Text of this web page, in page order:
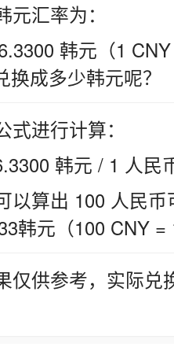
汇率为：
韩元（1
成多少韩元呢？
进行计算：
韩元 / 1 人民
以算出 100 人民
韩元（100 CNY =
仅供参考，实际